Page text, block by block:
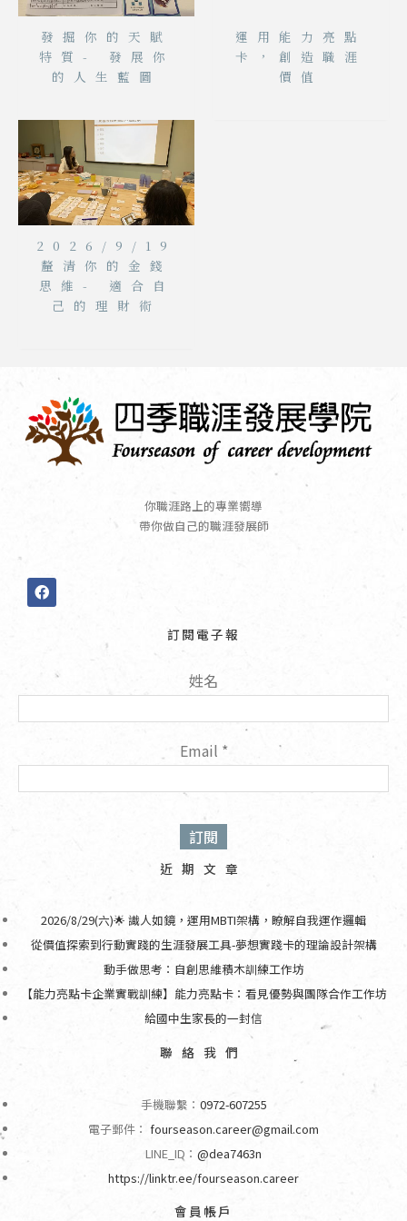
發掘你的天賦
特質- 發展你
的人生藍圖
運用能力亮點
卡，創造職涯
價值
2026/9/19
釐清你的金錢
思維- 適合自
己的理財術
你職涯路上的專業嚮導
帶你做自己的職涯發展師
F
a
c
訂閱電子報
姓名
Email *
近期文章
2026/8/29(六)🌟 識人如鏡，運用MBTI架構，瞭解自我運作邏輯
從價值探索到行動實踐的生涯發展工具-夢想實踐卡的理論設計架構
動手做思考：自創思維積木訓練工作坊
【能力亮點卡企業實戰訓練】能力亮點卡：看見優勢與團隊合作工作坊
給國中生家長的一封信
聯絡我們
手機聯繫： 0972-607255
電子郵件： fourseason.career@gmail.com
LINE_ID： @dea7463n
https://linktr.ee/fourseason.career
會員帳戶